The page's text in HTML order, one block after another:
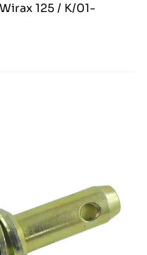
125 / K/01-